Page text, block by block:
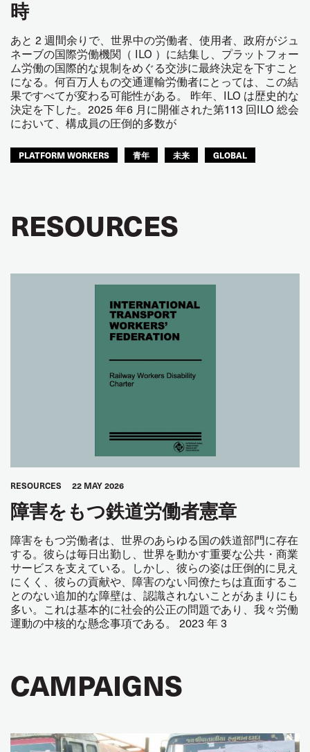
時
あと 2 週間余りで、世界中の労働者、使用者、政府がジュ
ネーブの国際労働機関（ ILO ）に結集し、プラットフォー
ム労働の国際的な規制をめぐる交渉に最終決定を下すこと
になる。何百万人もの交通運輸労働者にとっては、この結
果ですべてが変わる可能性がある。 昨年、ILO は歴史的な
決定を下した。2025 年6 月に開催された第113 回ILO 総会
において、構成員の圧倒的多数が
PLATFORM WORKERS 青年 未来 GLOBAL
RESOURCES
RESOURCES 22 MAY 2026
障害をもつ鉄道労働者憲章
障害をもつ労働者は、世界のあらゆる国の鉄道部門に存在
する。彼らは毎日出勤し、世界を動かす重要な公共・商業
サービスを支えている。しかし、彼らの姿は圧倒的に見え
にくく、彼らの貢献や、障害のない同僚たちは直面するこ
とのない追加的な障壁は、認識されないことがあまりにも
多い。これは基本的に社会的公正の問題であり、我々労働
運動の中核的な懸念事項である。 2023 年 3
CAMPAIGNS